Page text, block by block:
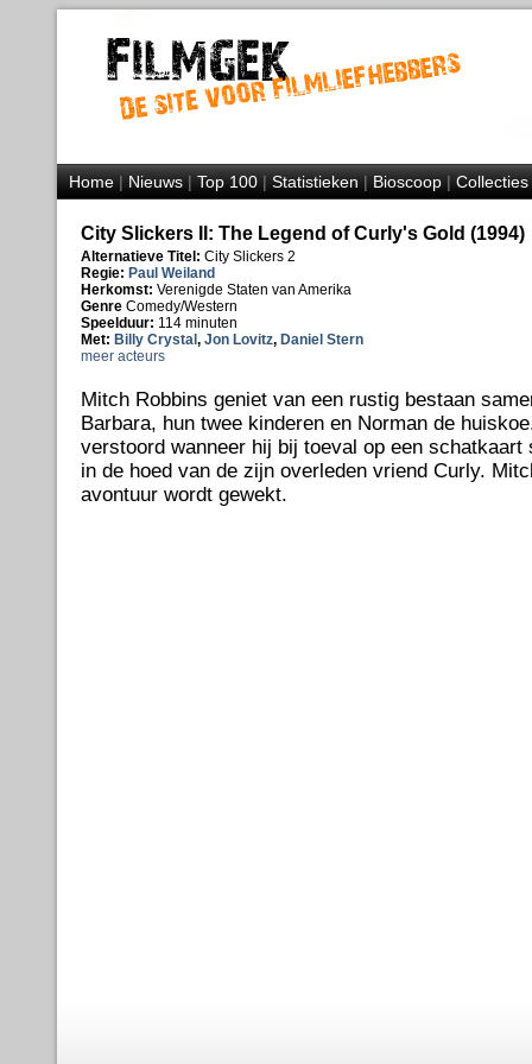
Home|Nieuws|Top 100|Statistieken|Bioscoop|Collecties
City Slickers II: The Legend of Curly's Gold (1994)
Alternatieve Titel: City Slickers 2
Regie: Paul Weiland
Herkomst: Verenigde Staten van Amerika
Genre Comedy/Western
Speelduur: 114 minuten
Met: Billy Crystal , Jon Lovitz, Daniel Stern
meer acteurs
Mitch Robbins geniet van een rustig bestaan
Barbara, hun twee kinderen en Norman de
verstoord wanneer hij bij toeval op een
in de hoed van de zijn overleden vriend Curly.
avontuur wordt gewekt.